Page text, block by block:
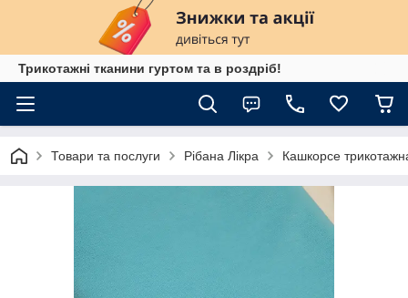
Трикотажні тканини гуртом та в роздріб!
Товари та послуги Рібана Лікра Кашкорсе